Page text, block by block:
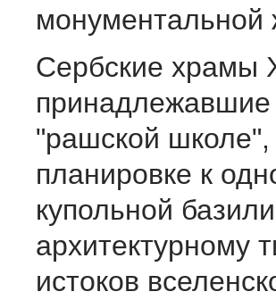
монументальной
Сербские храмы
принадлежавшие
"рашской школе",
планировке к
купольной
архитектурному
истоков